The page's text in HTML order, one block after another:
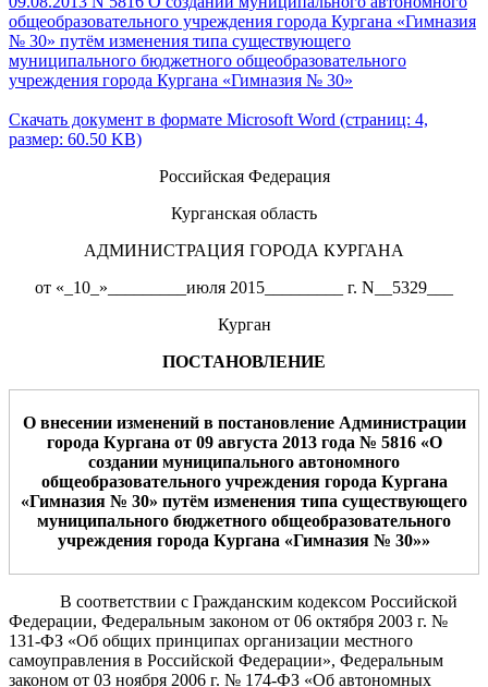
общеобразовательного учреждения города Кургана «Гимназия
№ 30» путём изменения типа существующего
муниципального бюджетного общеобразовательного
учреждения города Кургана «Гимназия № 30»
Скачать документ в формате Microsoft Word (страниц: 4,
размер: 60.50 KB)
Российская Федерация
Курганская область
АДМИНИСТРАЦИЯ ГОРОДА КУРГАНА
от «_10_»_________июля 2015_________ г. N__5329___
Курган
ПОСТАНОВЛЕНИЕ
О внесенииизменений в постановление Администрации
города Кургана от 09 августа 2013 года № 5816 «О
создании муниципального автономного
общеобразовательного учреждения города Кургана
«Гимназия № 30» путём изменения типа существующего
муниципального бюджетного общеобразовательного
учреждения города Кургана «Гимназия № 30»»
В соответствии с Гражданским кодексом Российской
Федерации, Федеральным законом от 06 октября 2003 г. №
131-ФЗ «Об общих принципах организации местного
самоуправления в Российской Федерации», Федеральным
законом от 03 ноября 2006 г. № 174-ФЗ «Об автономных